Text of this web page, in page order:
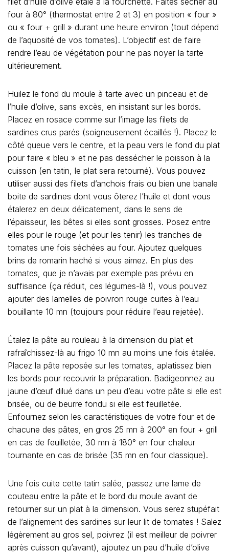
four à 80° (thermostat entre 2 et 3) en position « four »
ou « four + grill » durant une heure environ (tout dépend
de l’aquosité de vos tomates). L’objectif est de faire
rendre l’eau de végétation pour ne pas noyer la tarte
ultérieurement.
Huilez le fond du moule à tarte avec un pinceau et de
l’huile d’olive, sans excès, en insistant sur les bords.
Placez en rosace comme sur l’image les filets de
sardines crus parés (soigneusement écaillés !). Placez le
côté queue vers le centre, et la peau vers le fond du plat
pour faire « bleu » et ne pas dessécher le poisson à la
cuisson (en tatin, le plat sera retourné). Vous pouvez
utiliser aussi des filets d’anchois frais ou bien une banale
boite de sardines dont vous ôterez l’huile et dont vous
étalerez en deux délicatement, dans le sens de
l’épaisseur, les bêtes si elles sont grosses. Posez entre
elles pour le rouge (et pour les tenir) les tranches de
tomates une fois séchées au four. Ajoutez quelques
brins de romarin haché si vous aimez. En plus des
tomates, que je n’avais par exemple pas prévu en
suffisance (ça réduit, ces légumes-là !), vous pouvez
ajouter des lamelles de poivron rouge cuites à l’eau
bouillante 10 mn (toujours pour réduire l’eau rejetée).
Étalez la pâte au rouleau à la dimension du plat et
rafraîchissez-là au frigo 10 mn au moins une fois étalée.
Placez la pâte reposée sur les tomates, aplatissez bien
les bords pour recouvrir la préparation. Badigeonnez au
jaune d’œuf dilué dans un peu d’eau votre pâte si elle est
brisée, ou de beurre fondu si elle est feuilletée.
Enfournez selon les caractéristiques de votre four et de
chacune des pâtes, en gros 25 mn à 200° en four + grill
en cas de feuilletée, 30 mn à 180° en four chaleur
tournante en cas de brisée (35 mn en four classique).
Une fois cuite cette tatin salée, passez une lame de
couteau entre la pâte et le bord du moule avant de
retourner sur un plat à la dimension. Vous serez stupéfait
de l’alignement des sardines sur leur lit de tomates ! Salez
légèrement au gros sel, poivrez (il est meilleur de poivrer
après cuisson qu’avant), ajoutez un peu d’huile d’olive